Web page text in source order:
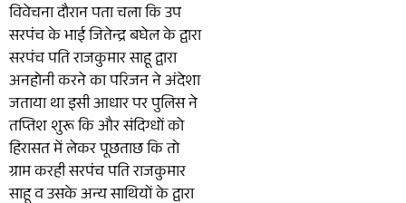
विवेचना दौरान पता चला कि उप
सरपंच के भाई जितेन्द्र बघेल के द्वारा
सरपंच पति राजकुमार साहू द्वारा
अनहोनी करने का परिजन ने अंदेशा
जताया था इसी आधार पर पुलिस ने
तप्तिश शुरू कि और संदिग्धों को
हिरासत में लेकर पूछताछ कि तो
ग्राम करही सरपंच पति राजकुमार
साहू व उसके अन्य साथियों के द्वारा